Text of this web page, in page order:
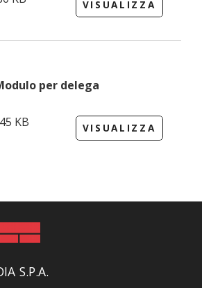
VISUALIZZA
per delega
KB VISUALIZZA
S.P.A.